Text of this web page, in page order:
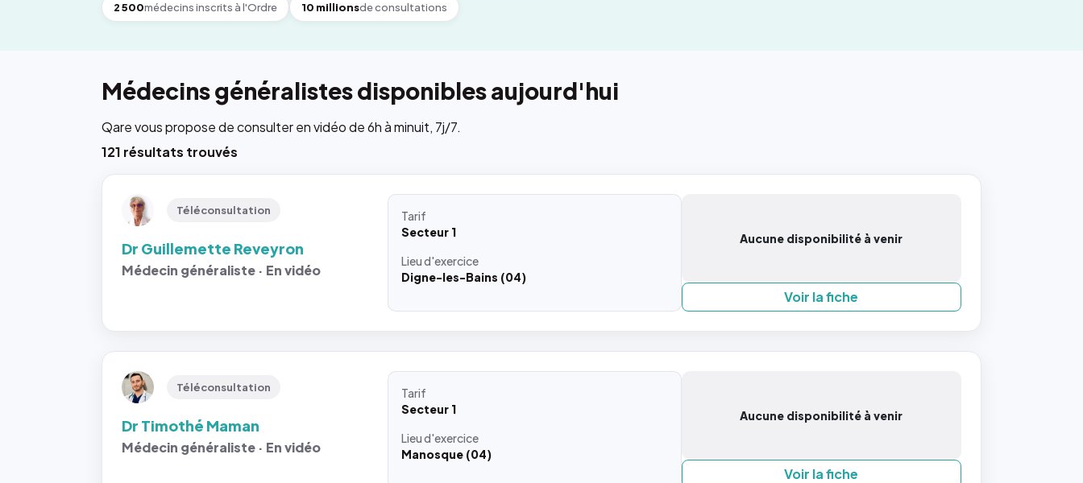
2 500médecins inscrits à l'Ordre 10 millionsde consultations
Médecins généralistes disponibles aujourd'hui
Qare vous propose de consulter en vidéo de 6h à minuit, 7j/7.
121 résultats trouvés
Téléconsultation
Dr Guillemette Reveyron
Médecin généraliste · En vidéo
Tarif
Secteur 1
Lieud'exercice
Digne-les-Bains (04)
Aucune disponibilité à venir
Voir la fiche
Téléconsultation
Dr Timothé Maman
Médecin généraliste · En vidéo
Tarif
Secteur 1
Lieud'exercice
Manosque (04)
Aucune disponibilité à venir
Voir la fiche